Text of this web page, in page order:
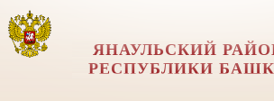
ЯНАУЛЬСКИЙ
РЕСПУБЛИКИ